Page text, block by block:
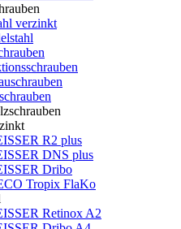
verzinkt
R2 plus
DNS plus
Dribo
Tropix FlaKo
Retinox A2